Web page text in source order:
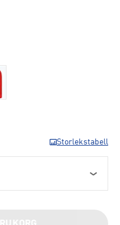
Storlekstabell